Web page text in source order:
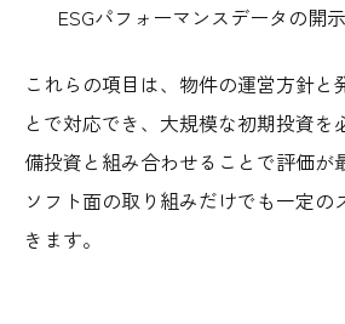
ESGパフォーマンスデータの開
これらの項目は、物件の運営方針と
とで対応でき、大規模な初期投資を
備投資と組み合わせることで評価が
ソフト面の取り組みだけでも一定の
きます。